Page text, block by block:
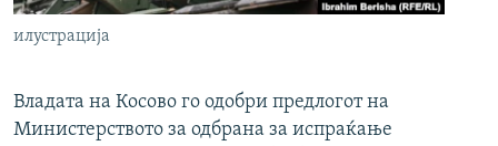
илустрација
Владата на Косово го одобри предлогот на
Министерството за одбрана за испраќање